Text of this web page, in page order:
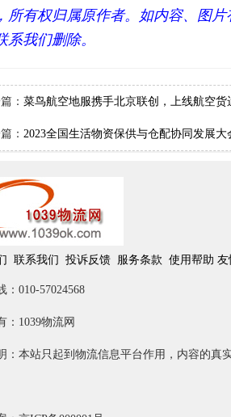
所有权归属原作者。如内容、图
系我们删除。
： 菜鸟航空地服携手北京联创，上线航空货
： 2023全国生活物资保供与仓配协同发展大
联系我们 投诉反馈 服务条款 使用帮助 友
：010-57024568
：1039物流网
：本站只起到物流信息平台作用，内容的真